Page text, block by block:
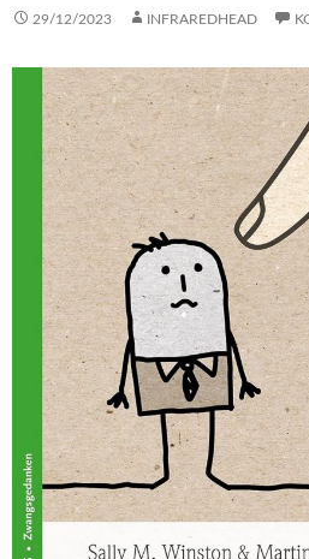
29/12/2023 INFRAREDHEAD